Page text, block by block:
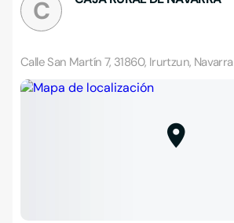
C
Calle San Martín 7, 31860, Irurtzun, Navarra